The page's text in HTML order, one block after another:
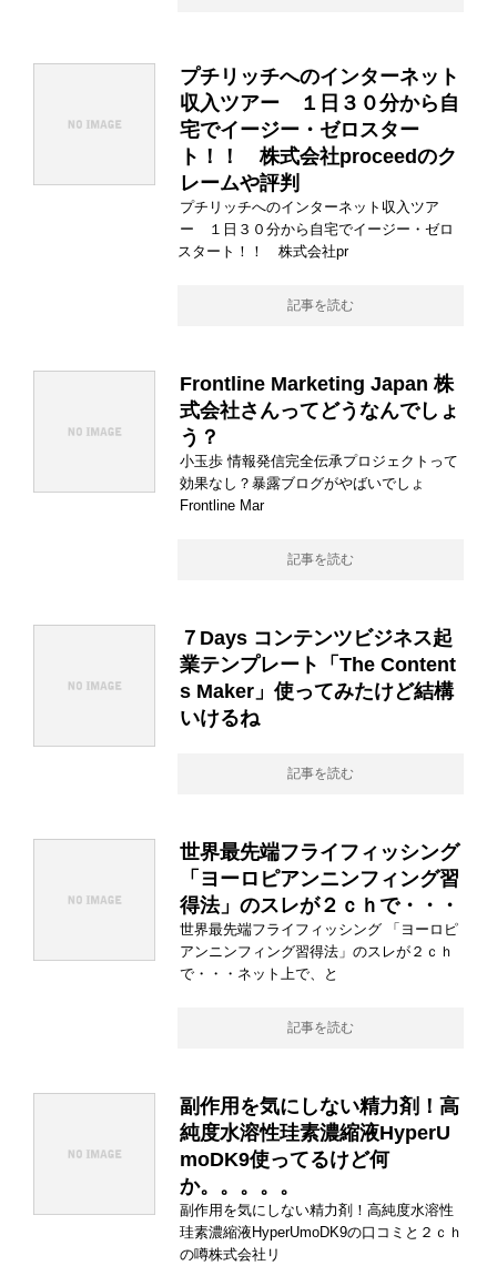
プチリッチへのインターネット
収入ツアー １日３０分から自
宅でイージー・ゼロスター
ト！！ 株式会社proceedのク
レームや評判
プチリッチへのインターネット収入ツア
ー １日３０分から自宅でイージー・ゼロ
スタート！！ 株式会社pr
記事を読む
Frontline Marketing Japan 株
式会社さんってどうなんでしょ
う？
小玉歩 情報発信完全伝承プロジェクトって
効果なし？暴露ブログがやばいでしょ
Frontline Mar
記事を読む
７Days コンテンツビジネス起
業テンプレート「The Content
s Maker」使ってみたけど結構
いけるね
記事を読む
世界最先端フライフィッシング
「ヨーロピアンニンフィング習
得法」のスレが２ｃｈで・・・
世界最先端フライフィッシング 「ヨーロピ
アンニンフィング習得法」のスレが２ｃｈ
で・・・ネット上で、と
記事を読む
副作用を気にしない精力剤！高
純度水溶性珪素濃縮液HyperU
moDK9使ってるけど何
か。。。。。
副作用を気にしない精力剤！高純度水溶性
珪素濃縮液HyperUmoDK9の口コミと２ｃｈ
の噂株式会社リ